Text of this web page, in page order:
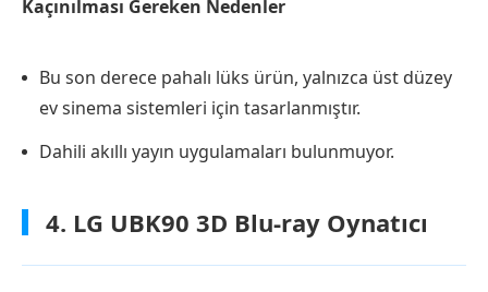
Kaçınılması Gereken Nedenler
Bu son derece pahalı lüks ürün, yalnızca üst düzey
ev sinema sistemleri için tasarlanmıştır.
Dahili akıllı yayın uygulamaları bulunmuyor.
4. LG UBK90 3D Blu-ray Oynatıcı